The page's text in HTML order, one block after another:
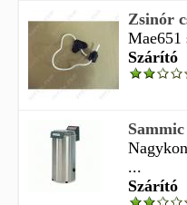
Zsinór
Mae651
Szárító
...
Szárító